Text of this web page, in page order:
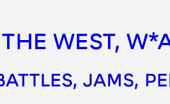
WEST,
JAMS,